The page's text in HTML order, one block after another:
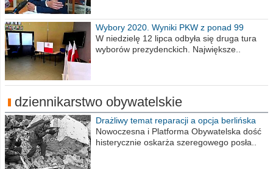
Wybory 2020. Wyniki PKW z ponad 99
procent obwodów
W niedzielę 12 lipca odbyła się druga tura
wyborów prezydenckich. Największe..
dziennikarstwo obywatelskie
Drażliwy temat reparacji a opcja berlińska
Nowoczesna i Platforma Obywatelska dość
histerycznie oskarża szeregowego posła..